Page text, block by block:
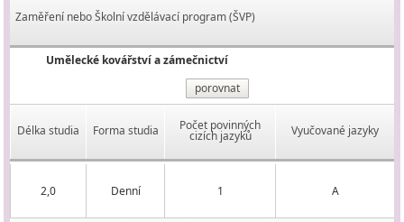
Zaměření nebo Školní vzdělávací program (ŠVP)
Umělecké kovářství a zámečnictví
porovnat
Délka studia Forma studia Počet povinných
cizích jazyků Vyučované jazyky
2,0 Denní 1 A